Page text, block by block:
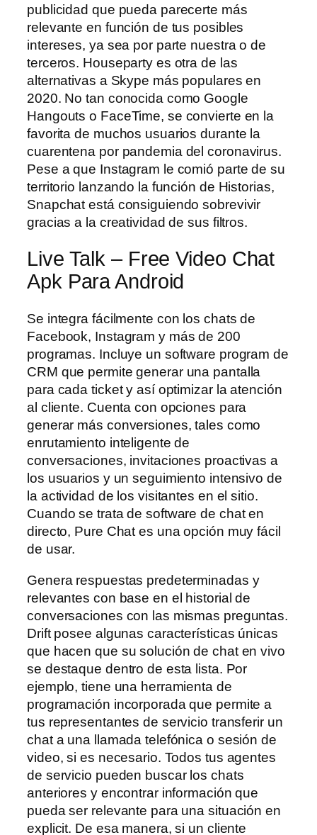
publicidad que pueda parecerte más
relevante en función de tus posibles
intereses, ya sea por parte nuestra o de
terceros. Houseparty es otra de las
alternativas a Skype más populares en
2020. No tan conocida como Google
Hangouts o FaceTime, se convierte en la
favorita de muchos usuarios durante la
cuarentena por pandemia del coronavirus.
Pese a que Instagram le comió parte de su
territorio lanzando la función de Historias,
Snapchat está consiguiendo sobrevivir
gracias a la creatividad de sus filtros.
Live Talk – Free Video Chat
Apk Para Android
Se integra fácilmente con los chats de
Facebook, Instagram y más de 200
programas. Incluye un software program de
CRM que permite generar una pantalla
para cada ticket y así optimizar la atención
al cliente. Cuenta con opciones para
generar más conversiones, tales como
enrutamiento inteligente de
conversaciones, invitaciones proactivas a
los usuarios y un seguimiento intensivo de
la actividad de los visitantes en el sitio.
Cuando se trata de software de chat en
directo, Pure Chat es una opción muy fácil
de usar.
Genera respuestas predeterminadas y
relevantes con base en el historial de
conversaciones con las mismas preguntas.
Drift posee algunas características únicas
que hacen que su solución de chat en vivo
se destaque dentro de esta lista. Por
ejemplo, tiene una herramienta de
programación incorporada que permite a
tus representantes de servicio transferir un
chat a una llamada telefónica o sesión de
video, si es necesario. Todos tus agentes
de servicio pueden buscar los chats
anteriores y encontrar información que
pueda ser relevante para una situación en
explicit. De esa manera, si un cliente